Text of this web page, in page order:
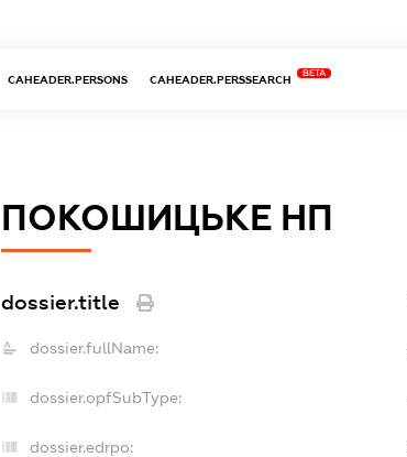
CAHEADER.PERSONS CAHEADER.PERSSEARCH
BETA
ПОКОШИЦЬКЕ НП
dossier.title
dossier.fullName:
dossier.opfSubType:
dossier.edrpo: